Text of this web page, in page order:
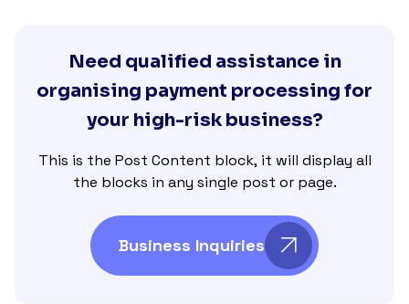
Need qualified assistance in
organising payment processing for
your high-risk business?
This is the Post Content block, it will display all
the blocks in any single post or page.
Business Inquiries